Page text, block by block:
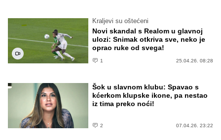
Kraljevi su oštećeni
Novi skandal s Realom u glavnoj
ulozi: Snimak otkriva sve, neko je
oprao ruke od svega!
1 25.04.26. 08:28
Šok u slavnom klubu: Spavao s
kćerkom klupske ikone, pa nestao
iz tima preko noći!
2 07.04.26. 23:22